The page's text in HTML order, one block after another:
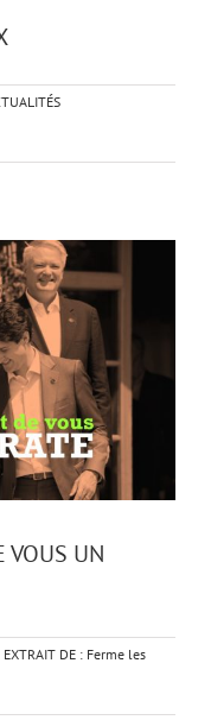
VOUS UN
EXTRAIT DE : Ferme les